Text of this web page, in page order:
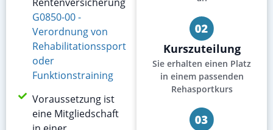
G0850-00 -
Verordnung von
Rehabilitationssport
oder
Funktionstraining
Voraussetzung ist
eine Mitgliedschaft
Kurszuteilung
Sie erhalten einen Platz
in einem passenden
Rehasportkurs